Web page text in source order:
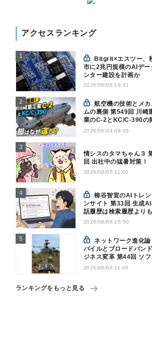
アクセスランキング
市に2兆円規模のAIデー
ンター建設を計画か
2026/08/06 16:41
航空機の技術とメカニズ
ムの裏側 第549回 川崎
業のC-2とKC/C-390の
なぜ違う? - 降着装置は
2026/08/04 09:05
情シスのタマちゃん３
回 出社中の猛暑対策！
2026/08/05 11:00
柳谷智宣のAIトレンドイ
ンサイト 第33回 生成
話履歴は検索履歴より
キー？今のうちに情報
2026/08/06 15:50
ネットワーク進化論 - モ
バイルとブロードバン
ジネス変革 第44回 ソフ
ンクが「HAPS」のプ
2026/08/06 11:00
ランキングをもっと見る